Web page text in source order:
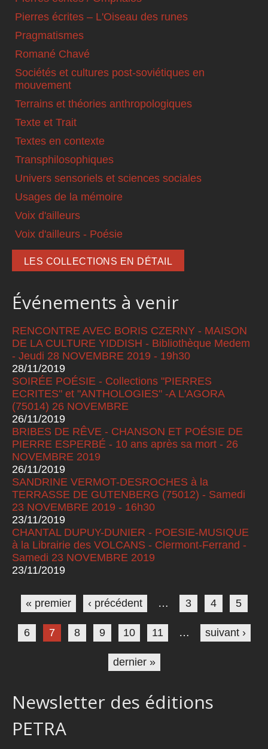
Pierres écrites – L'Oiseau des runes
Pragmatismes
Romané Chavé
Sociétés et cultures post-soviétiques en
mouvement
Terrains et théories anthropologiques
Texte et Trait
Textes en contexte
Transphilosophiques
Univers sensoriels et sciences sociales
Usages de la mémoire
Voix d'ailleurs
Voix d'ailleurs - Poésie
LES COLLECTIONS EN DÉTAIL
Événements à venir
RENCONTRE AVEC BORIS CZERNY - MAISON
DE LA CULTURE YIDDISH - Bibliothèque Medem
- Jeudi 28 NOVEMBRE 2019 - 19h30
28/11/2019
SOIRÉE POÉSIE - Collections "PIERRES
ECRITES" et "ANTHOLOGIES" -A L'AGORA
(75014) 26 NOVEMBRE
26/11/2019
BRIBES DE RÊVE - CHANSON ET POÉSIE DE
PIERRE ESPERBÉ - 10 ans après sa mort - 26
NOVEMBRE 2019
26/11/2019
SANDRINE VERMOT-DESROCHES à la
TERRASSE DE GUTENBERG (75012) - Samedi
23 NOVEMBRE 2019 - 16h30
23/11/2019
CHANTAL DUPUY-DUNIER - POESIE-MUSIQUE
à la Librairie des VOLCANS - Clermont-Ferrand -
Samedi 23 NOVEMBRE 2019
23/11/2019
Pages
« premier ‹ précédent … 3 4 5
6 7 8 9 10 11 … suivant ›
dernier »
Newsletter des éditions
PETRA